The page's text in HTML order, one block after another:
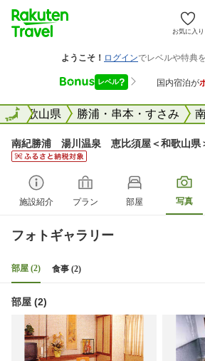
お気に入り
全国和歌山県 勝浦・串本・すさみ
全国
南紀勝浦 湯川温泉 恵比須屋＜和歌山県
施設紹介 プラン 部屋 写真
フォトギャラリー
部屋 (2) 食事 (2)
部屋 (2)